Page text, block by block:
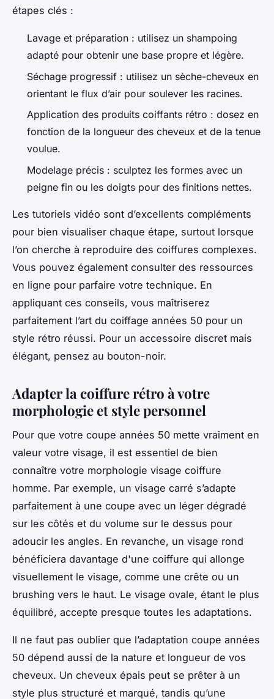
étapes clés :
Lavage et préparation : utilisez un shampoing
adapté pour obtenir une base propre et légère.
Séchage progressif : utilisez un sèche-cheveux en
orientant le flux d’air pour soulever les racines.
Application des produits coiffants rétro : dosez en
fonction de la longueur des cheveux et de la tenue
voulue.
Modelage précis : sculptez les formes avec un
peigne fin ou les doigts pour des finitions nettes.
Les tutoriels vidéo sont d’excellents compléments
pour bien visualiser chaque étape, surtout lorsque
l’on cherche à reproduire des coiffures complexes.
Vous pouvez également consulter des ressources
en ligne pour parfaire votre technique. En
appliquant ces conseils, vous maîtriserez
parfaitement l’art du coiffage années 50 pour un
style rétro réussi. Pour un accessoire discret mais
élégant, pensez au bouton-noir.
Adapter la coiffure rétro à votre
morphologie et style personnel
Pour que votre coupe années 50 mette vraiment en
valeur votre visage, il est essentiel de bien
connaître votre morphologie visage coiffure
homme. Par exemple, un visage carré s’adapte
parfaitement à une coupe avec un léger dégradé
sur les côtés et du volume sur le dessus pour
adoucir les angles. En revanche, un visage rond
bénéficiera davantage d'une coiffure qui allonge
visuellement le visage, comme une crête ou un
brushing vers le haut. Le visage ovale, étant le plus
équilibré, accepte presque toutes les adaptations.
Il ne faut pas oublier que l’adaptation coupe années
50 dépend aussi de la nature et longueur de vos
cheveux. Un cheveux épais peut se prêter à un
style plus structuré et marqué, tandis qu’une